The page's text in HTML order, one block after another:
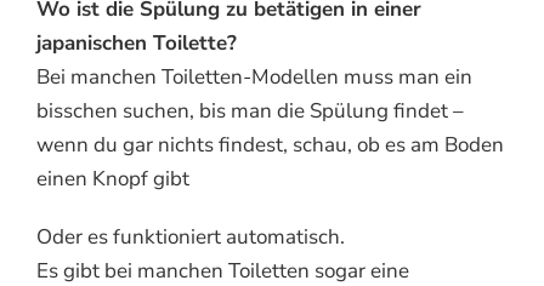
Wo ist die Spülung zu betätigen in einer
japanischen Toilette?
Bei manchen Toiletten-Modellen muss man ein
bisschen suchen, bis man die Spülung findet –
wenn du gar nichts findest, schau, ob es am Boden
einen Knopf gibt
Oder es funktioniert automatisch.
Es gibt bei manchen Toiletten sogar eine